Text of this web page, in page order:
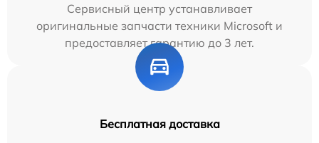
Сервисный центр устанавливает
оригинальные запчасти техники Microsoft и
предоставляет гарантию до 3 лет.
Бесплатная доставка